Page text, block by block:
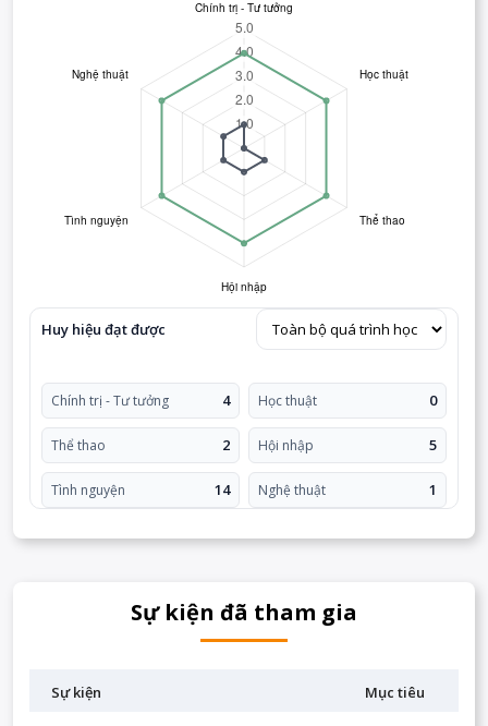
Huy hiệu đạt được
Chính trị - Tư tưởng 4 Học thuật 0
Thể thao 2 Hội nhập 5
Tình nguyện 14 Nghệ thuật 1
Sự kiện đã tham gia
Sự kiện Mục tiêu